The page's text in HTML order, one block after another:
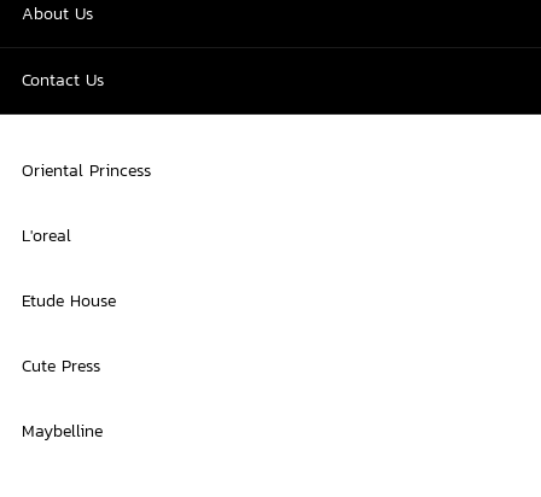
About Us
Contact Us
Oriental Princess
L'oreal
Etude House
Cute Press
Maybelline